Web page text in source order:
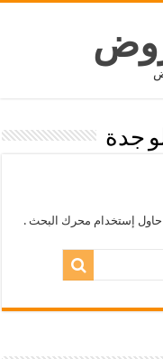
جدة
حاول إستخدام محرك البحث .